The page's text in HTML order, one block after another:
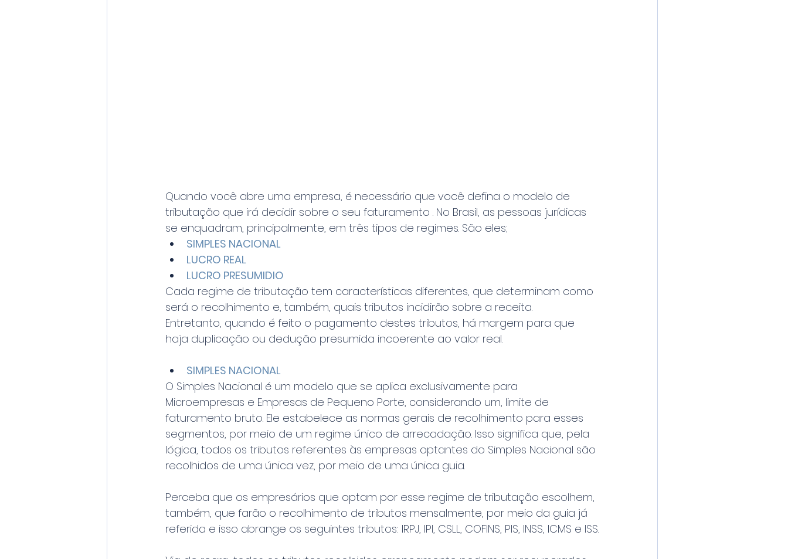
Quando você abre uma empresa, é necessário que você defina o modelo de
tributação que irá decidir sobre o seu faturamento . No Brasil, as pessoas jurídicas
se enquadram, principalmente, em três tipos de regimes. São eles;
SIMPLES NACIONAL
LUCRO REAL
LUCRO PRESUMIDIO
Cada regime de tributação tem características diferentes, que determinam como
será o recolhimento e, também, quais tributos incidirão sobre a receita.
Entretanto, quando é feito o pagamento destes tributos, há margem para que
haja duplicação ou dedução presumida incoerente ao valor real.
SIMPLES NACIONAL
O Simples Nacional é um modelo que se aplica exclusivamente para
Microempresas e Empresas de Pequeno Porte, considerando um, limite de
faturamento bruto. Ele estabelece as normas gerais de recolhimento para esses
segmentos, por meio de um regime único de arrecadação. Isso significa que, pela
lógica, todos os tributos referentes às empresas optantes do Simples Nacional são
recolhidos de uma única vez, por meio de uma única guia.
Perceba que os empresários que optam por esse regime de tributação escolhem,
também, que farão o recolhimento de tributos mensalmente, por meio da guia já
referida e isso abrange os seguintes tributos: IRPJ, IPI, CSLL, COFINS, PIS, INSS, ICMS e ISS.